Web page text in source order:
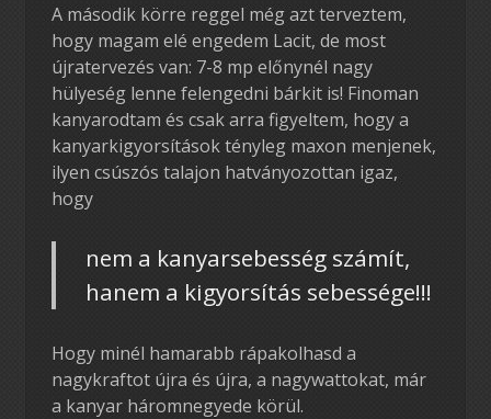
A második körre reggel még azt terveztem,
hogy magam elé engedem Lacit, de most
újratervezés van: 7-8 mp előnynél nagy
hülyeség lenne felengedni bárkit is! Finoman
kanyarodtam és csak arra figyeltem, hogy a
kanyarkigyorsítások tényleg maxon menjenek,
ilyen csúszós talajon hatványozottan igaz,
hogy
nem a kanyarsebesség számít,
hanem a kigyorsítás sebessége!!!
Hogy minél hamarabb rápakolhasd a
nagykraftot újra és újra, a nagywattokat, már
a kanyar háromnegyede körül.